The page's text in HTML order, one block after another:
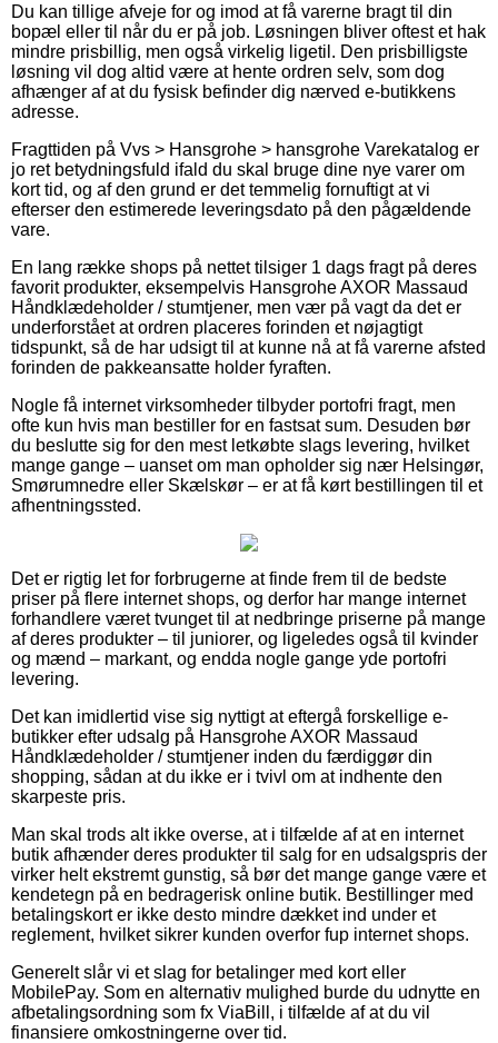
Du kan tillige afveje for og imod at få varerne bragt til din
bopæl eller til når du er på job. Løsningen bliver oftest et hak
mindre prisbillig, men også virkelig ligetil. Den prisbilligste
løsning vil dog altid være at hente ordren selv, som dog
afhænger af at du fysisk befinder dig nærved e-butikkens
adresse.
Fragttiden på Vvs > Hansgrohe > hansgrohe Varekatalog er
jo ret betydningsfuld ifald du skal bruge dine nye varer om
kort tid, og af den grund er det temmelig fornuftigt at vi
efterser den estimerede leveringsdato på den pågældende
vare.
En lang række shops på nettet tilsiger 1 dags fragt på deres
favorit produkter, eksempelvis Hansgrohe AXOR Massaud
Håndklædeholder / stumtjener, men vær på vagt da det er
underforstået at ordren placeres forinden et nøjagtigt
tidspunkt, så de har udsigt til at kunne nå at få varerne afsted
forinden de pakkeansatte holder fyraften.
Nogle få internet virksomheder tilbyder portofri fragt, men
ofte kun hvis man bestiller for en fastsat sum. Desuden bør
du beslutte sig for den mest letkøbte slags levering, hvilket
mange gange – uanset om man opholder sig nær Helsingør,
Smørumnedre eller Skælskør – er at få kørt bestillingen til et
afhentningssted.
Det er rigtig let for forbrugerne at finde frem til de bedste
priser på flere internet shops, og derfor har mange internet
forhandlere været tvunget til at nedbringe priserne på mange
af deres produkter – til juniorer, og ligeledes også til kvinder
og mænd – markant, og endda nogle gange yde portofri
levering.
Det kan imidlertid vise sig nyttigt at eftergå forskellige e-
butikker efter udsalg på Hansgrohe AXOR Massaud
Håndklædeholder / stumtjener inden du færdiggør din
shopping, sådan at du ikke er i tvivl om at indhente den
skarpeste pris.
Man skal trods alt ikke overse, at i tilfælde af at en internet
butik afhænder deres produkter til salg for en udsalgspris der
virker helt ekstremt gunstig, så bør det mange gange være et
kendetegn på en bedragerisk online butik. Bestillinger med
betalingskort er ikke desto mindre dækket ind under et
reglement, hvilket sikrer kunden overfor fup internet shops.
Generelt slår vi et slag for betalinger med kort eller
MobilePay. Som en alternativ mulighed burde du udnytte en
afbetalingsordning som fx ViaBill, i tilfælde af at du vil
finansiere omkostningerne over tid.